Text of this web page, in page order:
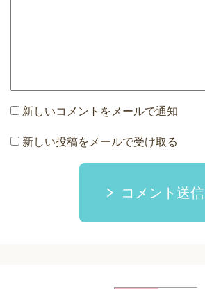
新しいコメントをメールで通知
新しい投稿をメールで受け取る
コメント送信